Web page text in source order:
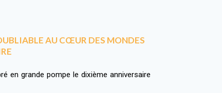
AU CŒUR DES MONDES
en grande pompe le dixième anniversaire